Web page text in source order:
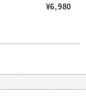
¥6,980